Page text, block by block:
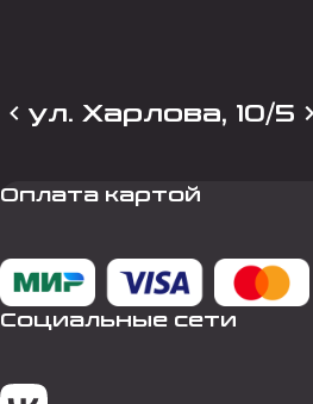
ул. Харлова, 10/5
Оплата картой
Социальные сети